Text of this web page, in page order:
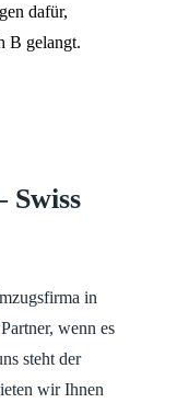
dafür,
B gelangt.
Swiss
in
wenn es
steht der
wir Ihnen